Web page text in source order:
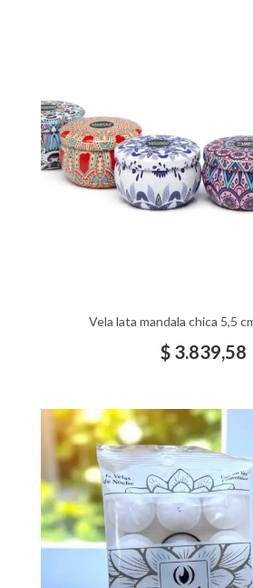
Vela lata mandala chica 5,5
$3.839,58